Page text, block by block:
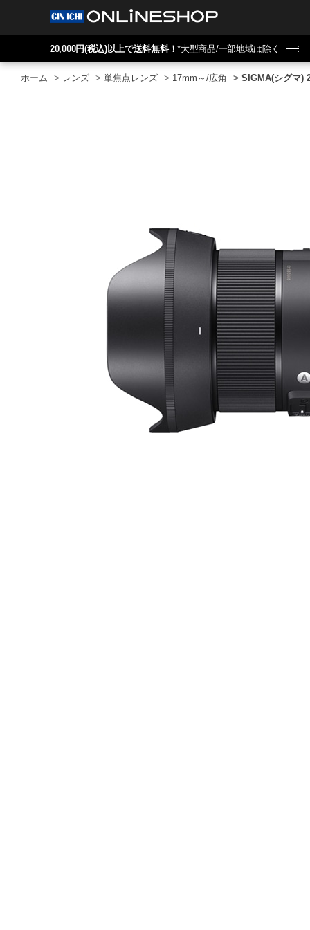
20,000円(税込)以上で送料無料！*大型商品/一部地域は除く
ホーム > レンズ > 単焦点レンズ > 17mm～/広角 > SIGMA(シグマ)